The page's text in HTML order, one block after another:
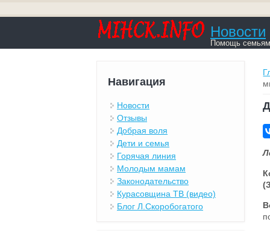
Новости
Помощь
Навигация
Новости
Отзывы
Добрая воля
Дети и семья
Горячая линия
Молодым мамам
Законодательство
Курасовщина ТВ (видео)
Блог Л.Скоробогатого